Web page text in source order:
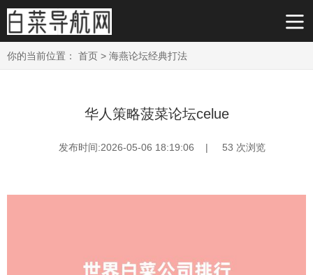
你的当前位置： 首页 > 海燕论坛经典打法
华人策略菠菜论坛celue
发布时间:2026-05-06 18:19:06 | 53 次浏览